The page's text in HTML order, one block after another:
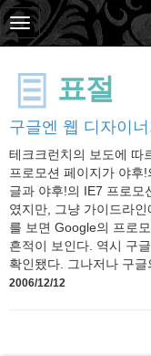
표절
구글엔 웹 디자이
테크크런치의 보도에 따
프로모션 페이지가 야후
글과 야후!의 IE7 프로모
였지만, 그냥 가이드라
를 보면 Google의 프로
흔적이 보인다. 역시 구
확인됐다. 그나저나 구글
2006/12/12